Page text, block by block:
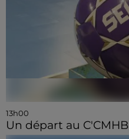
13h00
Un départ au C'CMHB